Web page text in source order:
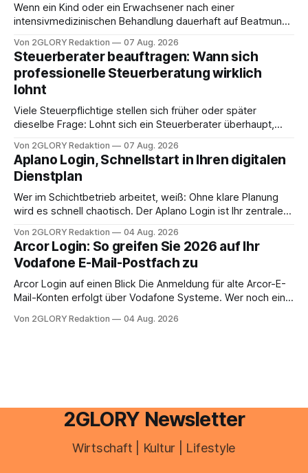
Wenn ein Kind oder ein Erwachsener nach einer
intensivmedizinischen Behandlung dauerhaft auf Beatmung
angewiesen ist, stellt sich für Familien eine schwierige
Frage: Muss die Versorgung dauerhaft in der Klinik bleiben –
oder ist ein Leben zu Hause möglich? Die außerklinische
Intensivpflege bietet genau diese Alternative: Sie
Von 2GLORY Redaktion 07 Aug. 2026
Steuerberater beauftragen: Wann sich
professionelle Steuerberatung wirklich
lohnt
Viele Steuerpflichtige stellen sich früher oder später
dieselbe Frage: Lohnt sich ein Steuerberater überhaupt,
erledigen? Die kurze Antwort: Bei einfachen
Einkommensverhältnissen reicht häufig eine Steuersoftware
aus – sobald jedoch mehrere Einkunftsarten
zusammentreffen oder größere finanzielle Veränderungen
anstehen, zahlt sich professionelle Unterstützung meist
Von 2GLORY Redaktion 07 Aug. 2026
Aplano Login, Schnellstart in Ihren digitalen
Dienstplan
Wer im Schichtbetrieb arbeitet, weiß: Ohne klare Planung
wird es schnell chaotisch. Der Aplano Login ist Ihr zentraler
abwesenheiten und die gesamte kommunikation rund um
Ihr personal digital zu organisieren. In diesem Leitfaden
erfahren Sie alles, was Sie für einen reibungslosen Einstieg
brauchen, von der Registrierung
Von 2GLORY Redaktion 04 Aug. 2026
Arcor Login: So greifen Sie 2026 auf Ihr
Vodafone E-Mail-Postfach zu
Arcor Login auf einen Blick Die Anmeldung für alte Arcor-E-
Mail-Konten erfolgt über Vodafone Systeme. Wer noch eine
besitzt, loggt sich heute über das Vodafone E-Mail & Cloud
Von 2GLORY Redaktion 04 Aug. 2026
2GLORY Newsletter
Wirtschaft | Kultur | Lifestyle